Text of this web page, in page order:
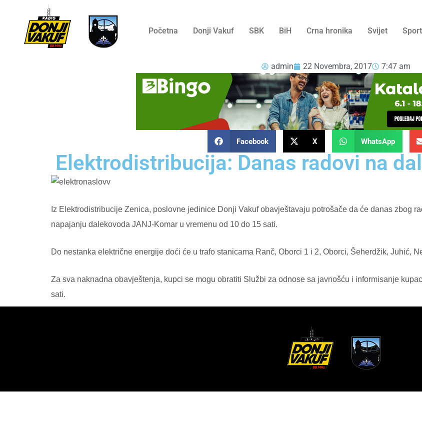
Početna Donji Vakuf SBK BiH Crna hronika Svijet Sport
admin 22 Novembra, 2017 7:47 am
Facebook X WhatsApp
Elektrodistribucija: Danas radovi na
Iz Elektrodistribucije Zenica, poslovne jedinice Donji Vakuf obavještavaju potrošače da će danas zbog
napajanju dalekovoda JANJ-Komar u vremenu od 10 do 15 sati.
Do nestanka električne energije doći će u trafo stanicama Ranč, Oborci 1 i 2, Oborci, Šeherdžik, Juhić,
Za sva naknadna obavještenja, kupci se mogu obratiti Službi za odnose sa javnošću i informisanje
sati.